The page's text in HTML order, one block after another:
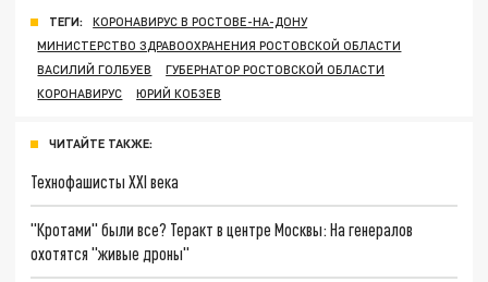
ТЕГИ:
КОРОНАВИРУС В РОСТОВЕ-НА-ДОНУ
МИНИСТЕРСТВО ЗДРАВООХРАНЕНИЯ РОСТОВСКОЙ ОБЛАСТИ
ВАСИЛИЙ ГОЛБУЕВ
ГУБЕРНАТОР РОСТОВСКОЙ ОБЛАСТИ
КОРОНАВИРУС
ЮРИЙ КОБЗЕВ
ЧИТАЙТЕ ТАКЖЕ:
Технофашисты XXI века
"Кротами" были все? Теракт в центре Москвы: На генералов
охотятся "живые дроны"